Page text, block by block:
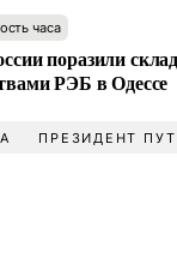
часа
поразили
РЭБ в Одессе
ПРЕЗИДЕНТ